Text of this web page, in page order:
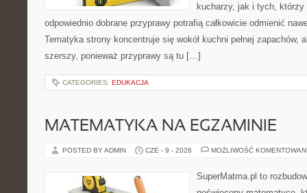
kucharzy, jak i tych, którzy
odpowiednio dobrane przyprawy potrafią całkowicie odmienić
Tematyka strony koncentruje się wokół kuchni pełnej zapachów,
szerszy, ponieważ przyprawy są tu […]
CATEGORIES: EDUKACJA
MATEMATYKA NA EGZAMINIE
POSTED BY ADMIN CZE - 9 - 2026 MOŻLIWOŚĆ
SuperMatma.pl to